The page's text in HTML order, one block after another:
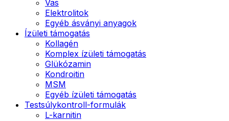
Vas
Elektrolitok
Egyéb ásványi anyagok
Ízületi támogatás
Kollagén
Komplex ízületi támogatás
Glükózamin
Kondroitin
MSM
Egyéb ízületi támogatás
Testsúlykontroll-formulák
L-karnitin